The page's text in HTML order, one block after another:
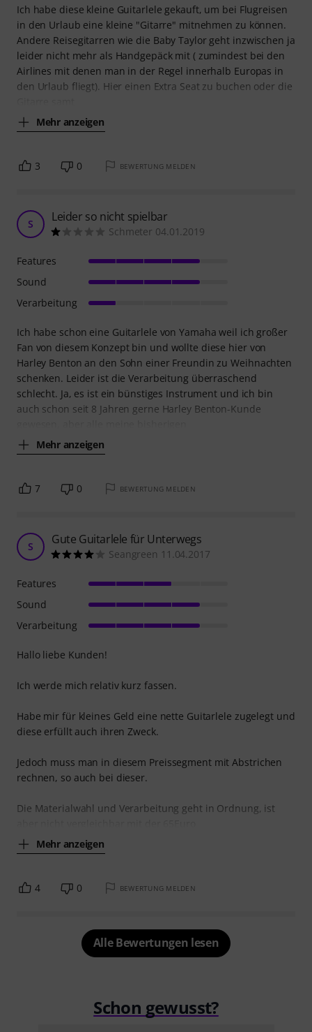
Ich habe diese kleine Guitarlele gekauft, um bei Flugreisen
in den Urlaub eine kleine "Gitarre" mitnehmen zu können.
Andere Reisegitarren wie die Baby Taylor geht inzwischen ja
leider nicht mehr als Handgepäck mit ( zumindest bei den
Airlines mit denen man in der Regel innerhalb Europas in
den Urlaub fliegt). Hier einen Extra Seat zu buchen oder die
Mehr anzeigen
3 0 BEWERTUNG MELDEN
S Leider so nicht spielbar
Schmeter 04.01.2019
Ich habe schon eine Guitarlele von Yamaha weil ich großer
Fan von diesem Konzept bin und wollte diese hier von
Harley Benton an den Sohn einer Freundin zu Weihnachten
schenken. Leider ist die Verarbeitung überraschend
schlecht. Ja, es ist ein bünstiges Instrument und ich bin
auch schon seit 8 Jahren gerne Harley Benton-Kunde
Mehr anzeigen
Features
Sound
Verarbeitung
7 0 BEWERTUNG MELDEN
S Gute Guitarlele für Unterwegs
Seangreen 11.04.2017
Hallo liebe Kunden!
Ich werde mich relativ kurz fassen.
Habe mir für kleines Geld eine nette Guitarlele zugelegt und
diese erfüllt auch ihren Zweck.
Jedoch muss man in diesem Preissegment mit Abstrichen
rechnen, so auch bei dieser.
Die Materialwahl und Verarbeitung geht in Ordnung, ist
Mehr anzeigen
Features
Sound
Verarbeitung
4 0 BEWERTUNG MELDEN
Alle Bewertungen lesen
Schon gewusst?